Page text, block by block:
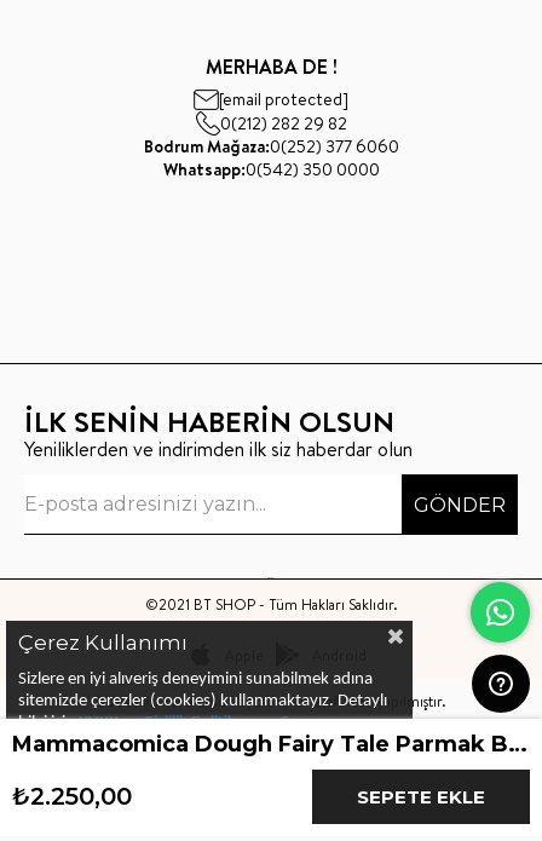
MERHABA DE !
[email protected]
0(212) 282 29 82
Bodrum Mağaza:0(252) 377 6060
Whatsapp:0(542) 350 0000
İLK SENİN HABERİN OLSUN
Yeniliklerden ve indirimden ilk siz haberdar olun
GÖNDER
©2021 BT SHOP - Tüm Hakları Saklıdır.
Bu sitenin kurulumuKeyo Digitaltarafından yapılmıştır.
Çerez Kullanımı
Sizlere en iyi alıveriş deneyimini sunabilmek adına
sitemizde çerezler (cookies) kullanmaktayız. Detaylı
bilgi için KVKK ve Gizlilik Politikası veÇerez
Politikalarını inceleyebilirsiniz Mammacomica Dough Fairy Tale Parmak Boya Seti
₺2.250,00